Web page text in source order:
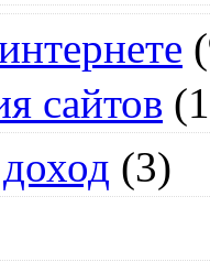
сайтов
(3)